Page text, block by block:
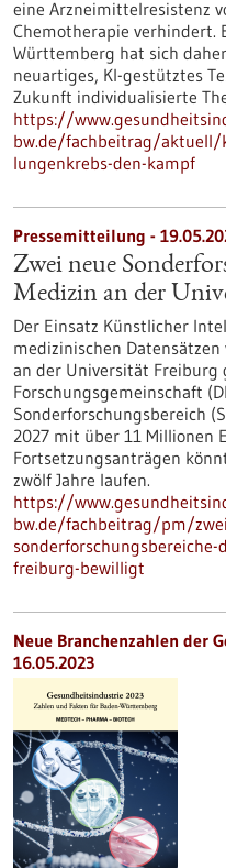
eine Arzneimittelresistenz
Chemotherapie verhindert.
Württemberg hat sich
neuartiges, KI-gestütztes
Zukunft individualisierte
https://
bw.de/fachbeitrag/aktuell/
lungenkrebs-den-kampf
Pressemitteilung -
Zwei neue
Medizin an der
Der Einsatz Künstlicher
medizinischen
an der Universität Freiburg
Forschungsgemeinschaft
Sonderforschungsbereich
2027 mit über 11 Millionen
Fortsetzungsanträgen
zwölf Jahre laufen.
https://
bw.de/fachbeitrag/pm/
freiburg-bewilligt
Neue Branchenzahlen der
16.05.2023